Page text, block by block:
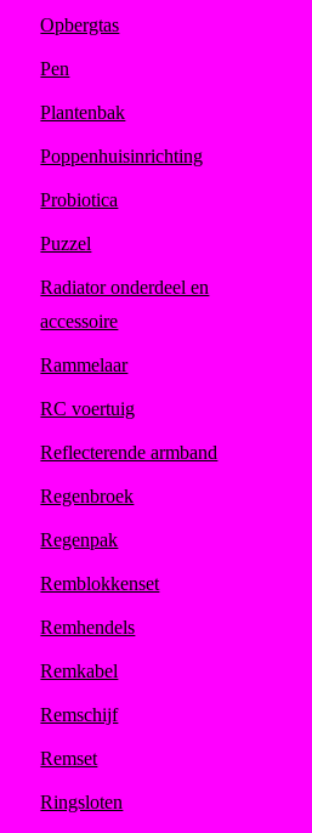
Opbergtas
Pen
Plantenbak
Poppenhuisinrichting
Probiotica
Puzzel
Radiator onderdeel en
accessoire
Rammelaar
RC voertuig
Reflecterende armband
Regenbroek
Regenpak
Remblokkenset
Remhendels
Remkabel
Remschijf
Remset
Ringsloten